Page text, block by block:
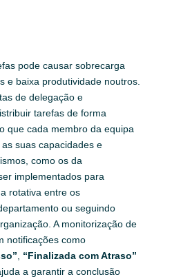
pode causar sobrecarga
e baixa produtividade noutros.
de delegação e
tarefas de forma
que cada membro da equipa
suas capacidades e
como os da
implementados para
rotativa entre os
ou seguindo
A monitorização de
notificações como
“Finalizada com Atraso”
a garantir a conclusão